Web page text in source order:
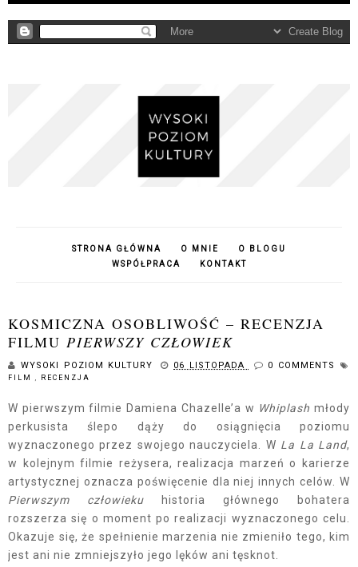
STRONA GŁÓWNA O MNIE
O BLOGU
WSPÓŁPRACA
KONTAKT
KOSMICZNA OSOBLIWOŚĆ – RECENZJA
FILMU PIERWSZY CZŁOWIEK
WYSOKI POZIOM KULTURY 06 LISTOPADA 0 COMMENTS
FILM RECENZJA
W pierwszym filmie Damiena Chazelle’a w Whiplash młody
perkusista ślepo dąży do osiągnięcia poziomu
wyznaczonego przez swojego nauczyciela. W La La Land,
w kolejnym filmie reżysera, realizacja marzeń o karierze
artystycznej oznacza poświęcenie dla niej innych celów. W
Pierwszym człowieku
historia głównego bohatera
rozszerza się o moment po realizacji wyznaczonego celu.
Okazuje się, że spełnienie marzenia nie zmieniło tego, kim
jest ani nie zmniejszyło jego lęków ani tęsknot.